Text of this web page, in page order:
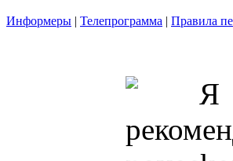
Информеры | Телепрограмма | Правила